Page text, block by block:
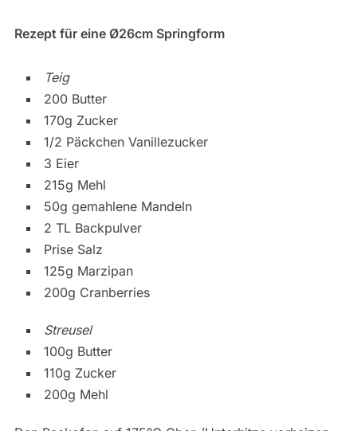
Rezept für eine Ø26cm Springform
Teig
200 Butter
170g Zucker
1/2 Päckchen Vanillezucker
3 Eier
215g Mehl
50g gemahlene Mandeln
2 TL Backpulver
Prise Salz
125g Marzipan
200g Cranberries
Streusel
100g Butter
110g Zucker
200g Mehl